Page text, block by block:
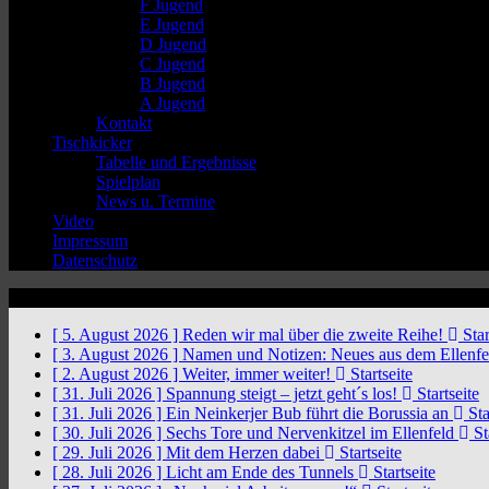
F Jugend
E Jugend
D Jugend
C Jugend
B Jugend
A Jugend
Kontakt
Tischkicker
Tabelle und Ergebnisse
Spielplan
News u. Termine
Video
Impressum
Datenschutz
[ 5. August 2026 ] Reden wir mal über die zweite Reihe!
[ 3. August 2026 ] Namen und Notizen: Neues aus dem
[ 2. August 2026 ] Weiter, immer weiter!
Startseite
[ 31. Juli 2026 ] Spannung steigt – jetzt geht´s los!
Startseite
[ 31. Juli 2026 ] Ein Neinkerjer Bub führt die Borussia an
[ 30. Juli 2026 ] Sechs Tore und Nervenkitzel im Ellenfeld
[ 29. Juli 2026 ] Mit dem Herzen dabei
Startseite
[ 28. Juli 2026 ] Licht am Ende des Tunnels
Startseite